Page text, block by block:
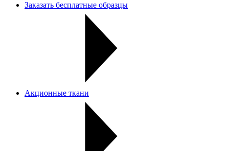
Заказать бесплатные образцы
Акционные ткани